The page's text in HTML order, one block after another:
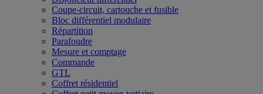
Coupe-circuit, cartouche et fusible
Bloc différentiel modulaire
Répartition
Parafoudre
Mesure et comptage
Commande
GTL
Coffret résidentiel